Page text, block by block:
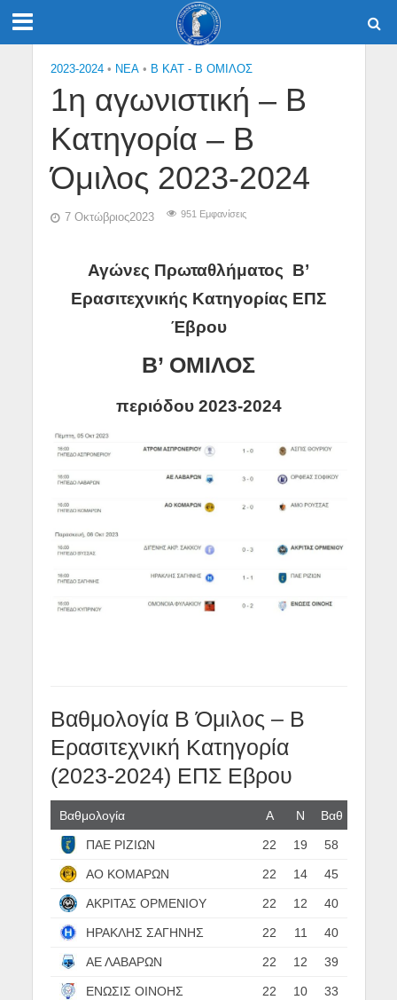
2023-2024 • NEA • Β ΚΑΤ - Β ΟΜΙΛΟΣ
1η αγωνιστική – Β
Κατηγορία – Β
Όμιλος 2023-2024
7 Οκτώβριος2023 951 Εμφανίσεις
Αγώνες Πρωταθλήματος Β’
Ερασιτεχνικής Κατηγορίας ΕΠΣ
Έβρου
Β’ ΟΜΙΛΟΣ
περιόδου 2023-2024
Βαθμολογία Β Όμιλος – B
Ερασιτεχνική Κατηγορία
(2023-2024) ΕΠΣ Εβρου
Βαθμολογία Α N Βαθ
ΠΑΕ ΡΙΖΙΩΝ 22 19 58
ΑΟ ΚΟΜΑΡΩΝ 22 14 45
ΑΚΡΙΤΑΣ ΟΡΜΕΝΙΟΥ 22 12 40
ΗΡΑΚΛΗΣ ΣΑΓΗΝΗΣ 22 11 40
ΑΕ ΛΑΒΑΡΩΝ 22 12 39
ΕΝΩΣΙΣ ΟΙΝΟΗΣ 22 10 33